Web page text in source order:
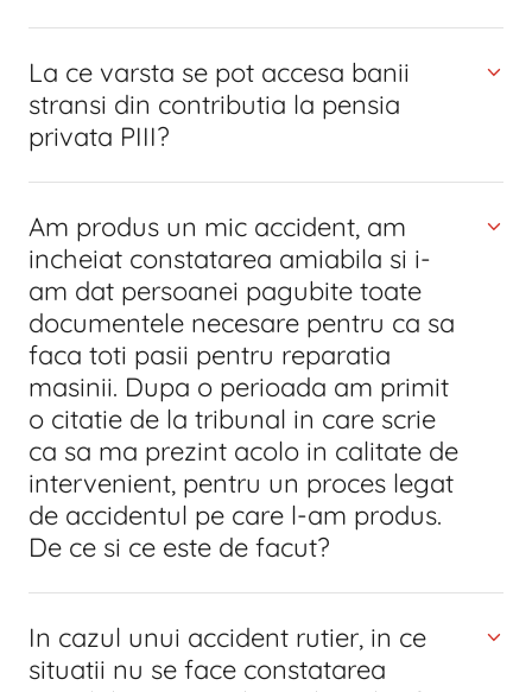
La ce varsta se pot accesa banii
stransi din contributia la pensia
privata PIII?
Am produs un mic accident, am
incheiat constatarea amiabila si i-
am dat persoanei pagubite toate
documentele necesare pentru ca sa
faca toti pasii pentru reparatia
masinii. Dupa o perioada am primit
o citatie de la tribunal in care scrie
ca sa ma prezint acolo in calitate de
intervenient, pentru un proces legat
de accidentul pe care l-am produs.
De ce si ce este de facut?
In cazul unui accident rutier, in ce
situatii nu se face constatarea